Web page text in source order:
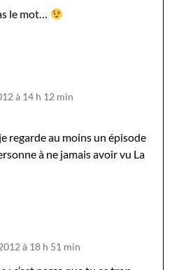
le mot…
à 14 h 12 min
regarde au moins un épisode
à ne jamais avoir vu La
à 18 h 51 min